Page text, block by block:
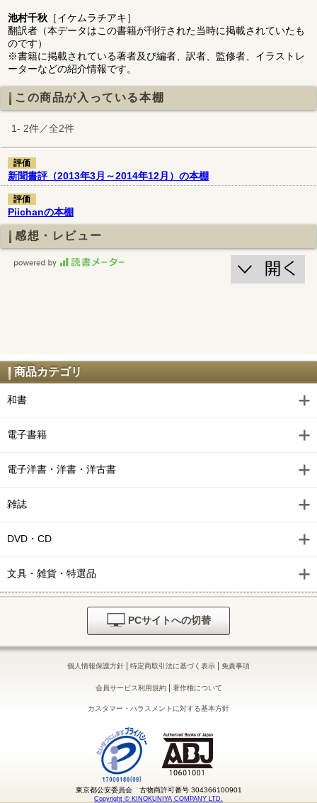
池村千秋 ［イケムラチアキ］
翻訳者（本データはこの書籍が刊行された当時に掲載されていたも
のです）
※書籍に掲載されている著者及び編者、訳者、監修者、イラストレ
ーターなどの紹介情報です。
この商品が入っている本棚
1- 2件／全2件
評価
新聞書評（2013年3月～2014年12月）の本棚
評価
Piichanの本棚
感想・レビュー
商品カテゴリ
和書
電子書籍
電子洋書・洋書・洋古書
雑誌
DVD・CD
文具・雑貨・特選品
PCサイトへの切替
個人情報保護方針 | 特定商取引法に基づく表示 | 免責事項
会員サービス利用規約| 著作権について
カスタマー・ハラスメントに対する基本方針
東京都公安委員会 古物商許可番号 304366100901
Copyright © KINOKUNIYA COMPANY LTD.